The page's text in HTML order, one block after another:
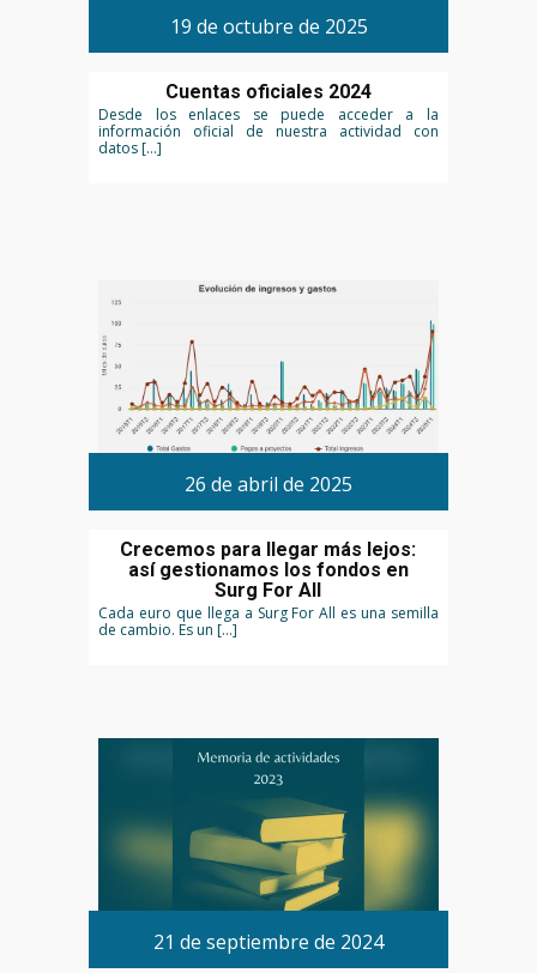
19 de octubre de 2025
Cuentas oficiales 2024
Desde los enlaces se puede acceder a la
información oficial de nuestra actividad con
datos […]
26 de abril de 2025
Crecemos para llegar más lejos:
así gestionamos los fondos en
Surg For All
Cada euro que llega a Surg For All es una semilla
de cambio. Es un […]
21 de septiembre de 2024